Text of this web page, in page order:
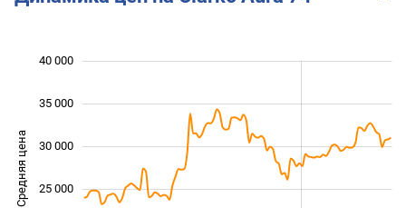
Средняя цена 25 000
30 000
35 000
40 000